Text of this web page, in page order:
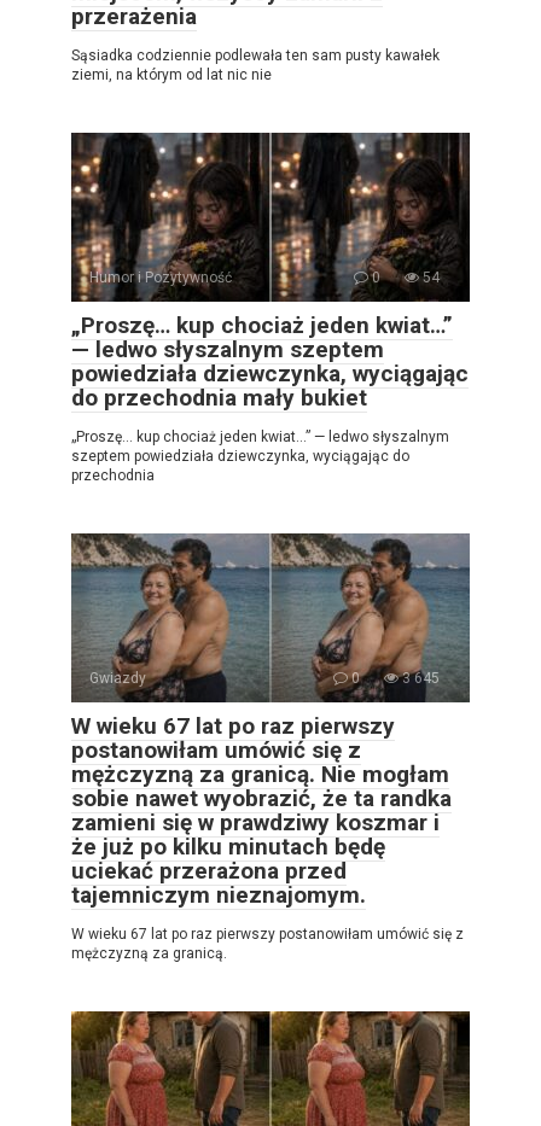
przerażenia
Sąsiadka codziennie podlewała ten sam pusty kawałek
ziemi, na którym od lat nic nie
Humor i Pozytywność 0 54
„Proszę… kup chociaż jeden kwiat…”
— ledwo słyszalnym szeptem
powiedziała dziewczynka, wyciągając
do przechodnia mały bukiet
„Proszę… kup chociaż jeden kwiat…” — ledwo słyszalnym
szeptem powiedziała dziewczynka, wyciągając do
przechodnia
Gwiazdy 0 3 645
W wieku 67 lat po raz pierwszy
postanowiłam umówić się z
mężczyzną za granicą. Nie mogłam
sobie nawet wyobrazić, że ta randka
zamieni się w prawdziwy koszmar i
że już po kilku minutach będę
uciekać przerażona przed
tajemniczym nieznajomym.
W wieku 67 lat po raz pierwszy postanowiłam umówić się z
mężczyzną za granicą.